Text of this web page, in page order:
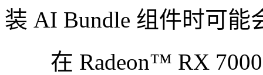
装 AI Bundle 组件时可
在 Radeon™ RX 7000